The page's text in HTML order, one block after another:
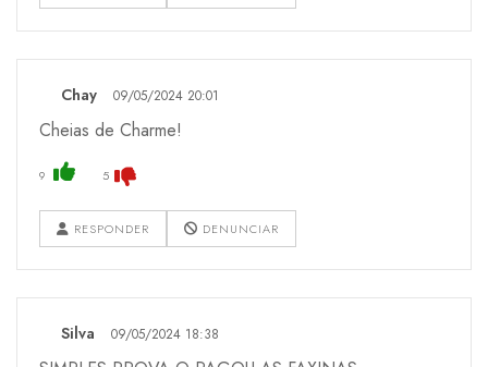
Chay 09/05/2024 20:01
Cheias de Charme!
9 5
RESPONDER DENUNCIAR
Silva 09/05/2024 18:38